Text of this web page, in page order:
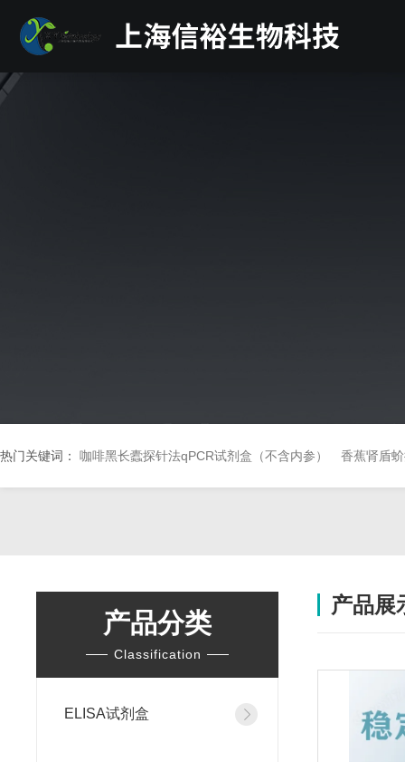
热门关键词： 咖啡黑长蠹探针法qPCR试剂盒（不含内参） 香蕉肾盾
产品分类
Classification
ELISA试剂盒
产品展